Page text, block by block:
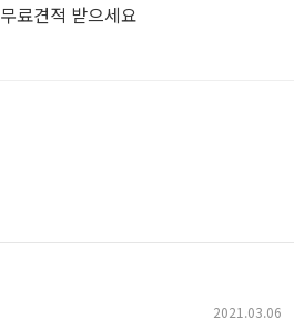
료견적 받으세요
2021.03.06